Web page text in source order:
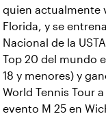
quien actualmente
Florida, y se
Nacional de la
Top 20 del mundo
18 y menores) y
World Tennis Tour
evento M 25 en